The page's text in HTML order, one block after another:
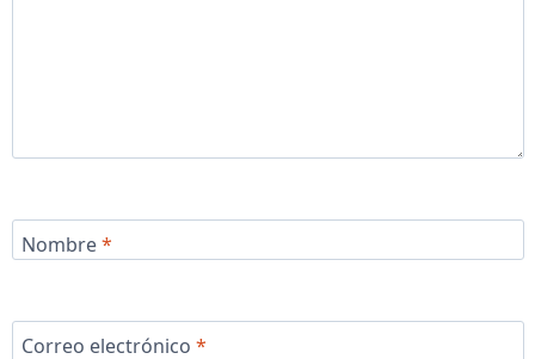
Nombre*
Correo electrónico *